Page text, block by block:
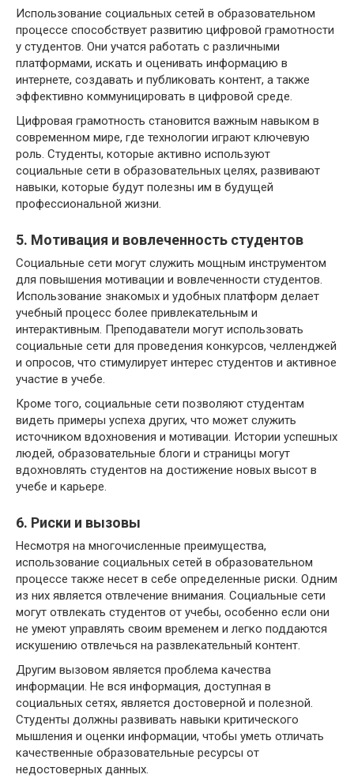
Использование социальных сетей в образовательном
процессе способствует развитию цифровой грамотности
у студентов. Они учатся работать с различными
платформами, искать и оценивать информацию в
интернете, создавать и публиковать контент, а также
эффективно коммуницировать в цифровой среде.
Цифровая грамотность становится важным навыком в
современном мире, где технологии играют ключевую
роль. Студенты, которые активно используют
социальные сети в образовательных целях, развивают
навыки, которые будут полезны им в будущей
профессиональной жизни.
5. Мотивация и вовлеченность студентов
Социальные сети могут служить мощным инструментом
для повышения мотивации и вовлеченности студентов.
Использование знакомых и удобных платформ делает
учебный процесс более привлекательным и
интерактивным. Преподаватели могут использовать
социальные сети для проведения конкурсов, челленджей
и опросов, что стимулирует интерес студентов и активное
участие в учебе.
Кроме того, социальные сети позволяют студентам
видеть примеры успеха других, что может служить
источником вдохновения и мотивации. Истории успешных
людей, образовательные блоги и страницы могут
вдохновлять студентов на достижение новых высот в
учебе и карьере.
6. Риски и вызовы
Несмотря на многочисленные преимущества,
использование социальных сетей в образовательном
процессе также несет в себе определенные риски. Одним
из них является отвлечение внимания. Социальные сети
могут отвлекать студентов от учебы, особенно если они
не умеют управлять своим временем и легко поддаются
искушению отвлечься на развлекательный контент.
Другим вызовом является проблема качества
информации. Не вся информация, доступная в
социальных сетях, является достоверной и полезной.
Студенты должны развивать навыки критического
мышления и оценки информации, чтобы уметь отличать
качественные образовательные ресурсы от
недостоверных данных.